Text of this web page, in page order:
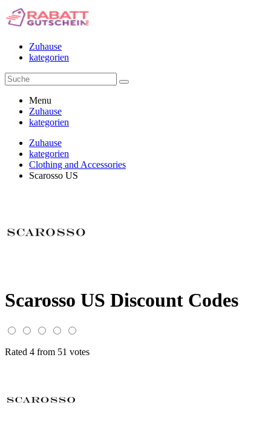
Zuhause
kategorien
Menu
Zuhause
kategorien
Zuhause
kategorien
Clothing and Accessories
Scarosso US
Scarosso US Discount Codes
Rated 4 from 51 votes